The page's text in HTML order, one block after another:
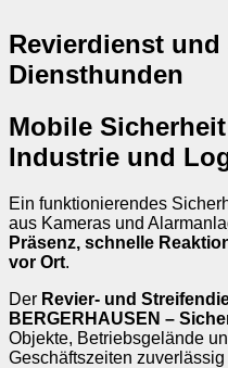
Revierdienst
Diensthunden
Mobile
Industrie und
Ein funktionierendes
aus Kameras und
Präsenz, schnelle
vor Ort.
Der Revier- und
BERGERHAUSEN –
Objekte, Betriebsgelände
Geschäftszeiten